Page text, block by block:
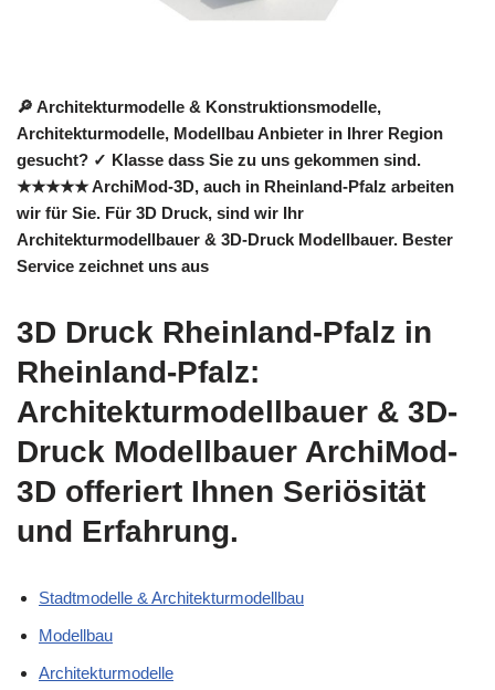
🔎 Architekturmodelle & Konstruktionsmodelle,
Architekturmodelle, Modellbau Anbieter in Ihrer Region
gesucht? ✓ Klasse dass Sie zu uns gekommen sind.
★★★★★ ArchiMod-3D, auch in Rheinland-Pfalz arbeiten
wir für Sie. Für 3D Druck, sind wir Ihr
Architekturmodellbauer & 3D-Druck Modellbauer. Bester
Service zeichnet uns aus
3D Druck Rheinland-Pfalz in
Rheinland-Pfalz:
Architekturmodellbauer & 3D-
Druck Modellbauer ArchiMod-
3D offeriert Ihnen Seriösität
und Erfahrung.
Stadtmodelle & Architekturmodellbau
Modellbau
Architekturmodelle